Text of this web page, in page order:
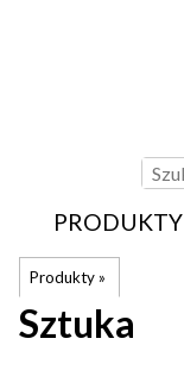
PRODUKTY
Produkty‪»
Sztuka